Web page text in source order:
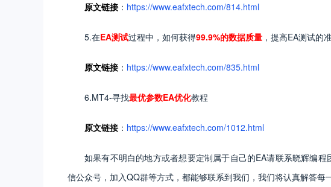
原文链接 ： https://www.eafxtech.com/814.html
5.在EA测试过程中，如何获得99.9%的数据质量 ，提高EA测试的
原文链接 ： https://www.eafxtech.com/835.html
6.MT4-寻找最优参数EA优化教程
原文链接 ： https://www.eafxtech.com/1012.html
如果有不明白的地方或者想要定制属于自己的EA请联系晓辉编
信公众号，加入QQ群等方式，都能够联系到我们，我们将认真解答